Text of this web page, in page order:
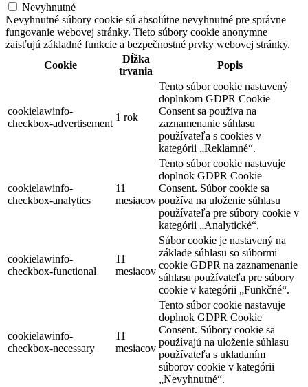
Nevyhnutné
Nevyhnutné súbory cookie sú absolútne nevyhnutné pre správne
fungovanie webovej stránky. Tieto súbory cookie anonymne
zaisťujú základné funkcie a bezpečnostné prvky webovej stránky.
Cookie
Dĺžka
trvania
Popis
cookielawinfo-
checkbox-advertisement
1 rok
Tento súbor cookie nastavený
doplnkom GDPR Cookie
Consent sa používa na
zaznamenanie súhlasu
používateľa s cookies v
kategórii „Reklamné“.
cookielawinfo-
checkbox-analytics
11
mesiacov
Tento súbor cookie nastavuje
doplnok GDPR Cookie
Consent. Súbor cookie sa
používa na uloženie súhlasu
používateľa pre súbory cookie v
kategórii „Analytické“.
cookielawinfo-
checkbox-functional
11
mesiacov
Súbor cookie je nastavený na
základe súhlasu so súbormi
cookie GDPR na zaznamenanie
súhlasu používateľa pre súbory
cookie v kategórii „Funkčné“.
cookielawinfo-
checkbox-necessary
11
mesiacov
Tento súbor cookie nastavuje
doplnok GDPR Cookie
Consent. Súbory cookie sa
používajú na uloženie súhlasu
používateľa s ukladaním
súborov cookie v kategórii
„Nevyhnutné“.